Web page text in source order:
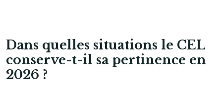
Dans quelles situations le CEL
conserve-t-il sa pertinence en
2026 ?